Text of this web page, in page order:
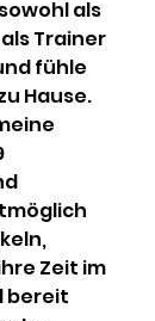
als
Trainer
fühle
Hause.
Zeit im
bereit